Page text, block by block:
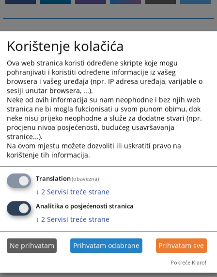
Korištenje kolačića
Ova web stranica koristi određene skripte koje mogu
pohranjivati i koristiti određene informacije iz vašeg
browsera i vašeg uređaja (npr. IP adresa uređaja, varijable o
sesiji unutar browsera, ...).
Neke od ovih informacija su nam neophodne i bez njih web
stranica ne bi mogla fukcionisati u svom punom obimu, dok
neke nisu prijeko neophodne a služe za dodatne stvari (npr.
procjenu nivoa posjećenosti, budućeg usavršavanja
stranice...).
Na ovom mjestu možete dozvoliti ili uskratiti pravo na
korištenje tih informacija.
Translation(obavezna)
↓ 2 Servisi treće strane
Analitika o posjećenosti stranica
↓ 2 Servisi treće strane
Ne prihvatam Prihvatam odabrane Prihvatam sve
Pokreće Klaro!